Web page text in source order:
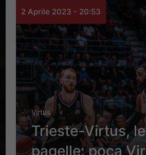
2 Aprile 2023 - 20:53
Virtus
Trieste-Virtus, le
pagelle: poca